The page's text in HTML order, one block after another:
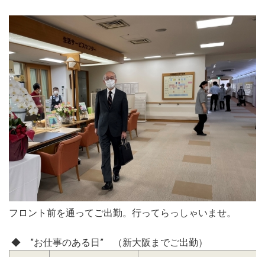
フロント前を通ってご出勤。行ってらっしゃいませ。
◆ ”お仕事のある日” （新大阪までご出勤）